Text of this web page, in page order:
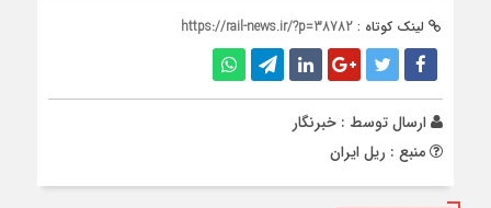
لینک کوتاه : https://rail-news.ir/?p=38782
ارسال توسط : خبرنگار
منبع : ریل ایران